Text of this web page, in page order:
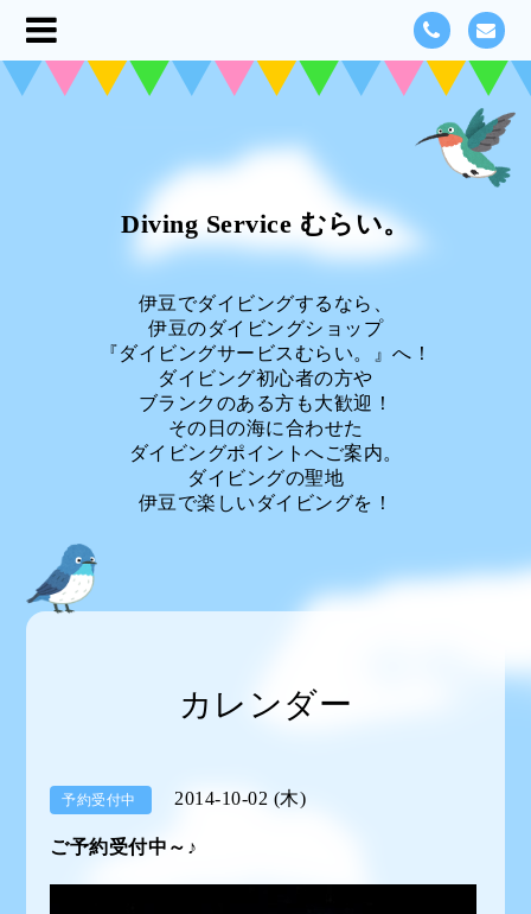
Diving Service むらい。
伊豆でダイビングするなら、
伊豆のダイビングショップ
『ダイビングサービスむらい。』へ！
ダイビング初心者の方や
ブランクのある方も大歓迎！
その日の海に合わせた
ダイビングポイントへご案内。
ダイビングの聖地
伊豆で楽しいダイビングを！
カレンダー
予約受付中 2014-10-02 (木)
ご予約受付中～♪